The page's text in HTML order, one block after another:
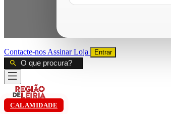
Contacte-nos AssinarLoja Entrar
CALAMIDADE